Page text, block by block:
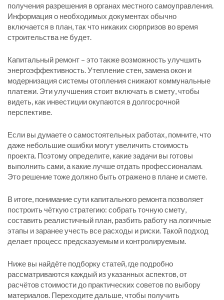
получения разрешения в органах местного самоуправления.
Информация о необходимых документах обычно
включается в план, так что никаких сюрпризов во время
строительства не будет.
Капитальный ремонт – это также возможность улучшить
энергоэффективность. Утепление стен, замена окон и
модернизация системы отопления снижают коммунальные
платежи. Эти улучшения стоит включать в смету, чтобы
видеть, как инвестиции окупаются в долгосрочной
перспективе.
Если вы думаете о самостоятельных работах, помните, что
даже небольшие ошибки могут увеличить стоимость
проекта. Поэтому определите, какие задачи вы готовы
выполнить сами, а какие лучше отдать профессионалам.
Это решение тоже должно быть отражено в плане и смете.
В итоге, понимание сути капитального ремонта позволяет
построить чёткую стратегию: собрать точную смету,
составить реалистичный план, разбить работу на логичные
этапы и заранее учесть все расходы и риски. Такой подход
делает процесс предсказуемым и контролируемым.
Ниже вы найдёте подборку статей, где подробно
рассматриваются каждый из указанных аспектов, от
расчётов стоимости до практических советов по выбору
материалов. Переходите дальше, чтобы получить